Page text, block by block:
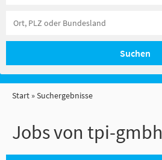
Suchen
Start Suchergebnisse
Jobs von tpi-gmbh